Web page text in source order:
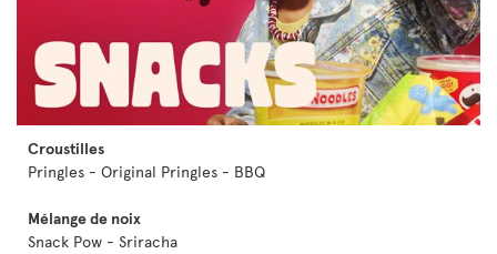
Croustilles
Pringles - Original Pringles - BBQ
Mélange de noix
Snack Pow - Sriracha